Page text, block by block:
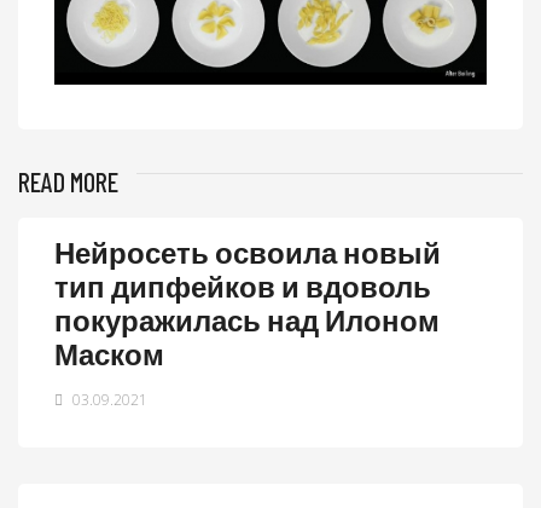
READ MORE
Нейросеть освоила новый
тип дипфейков и вдоволь
покуражилась над Илоном
Маском
03.09.2021